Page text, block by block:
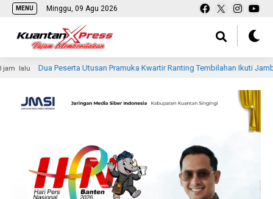
MENU Minggu, 09 Agu 2026
Peserta Utusan Pramuka Kwartir Ranting Tembilahan Ikuti Jambore Nasional